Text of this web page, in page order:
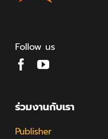
Follow us
ร่วมงานกับเรา
Publisher